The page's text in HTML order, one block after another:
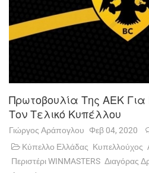
Πρωτοβουλία Της ΑΕΚ Για
Τον Τελικό Κυπέλλου
Γιώργος Αράπογλου Φεβ 04, 2020
Κύπελλο Ελλάδας Κυπελλούχος
Περιστέρι WINMASTERS Διαγόρας